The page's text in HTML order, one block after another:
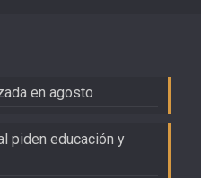
en agosto
piden educación y